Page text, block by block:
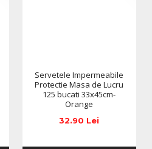
Servetele Impermeabile
Protectie Masa de Lucru
125 bucati 33x45cm-
Orange
32.90 Lei